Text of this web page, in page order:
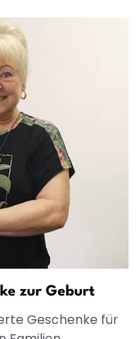
zur Geburt
Geschenke für